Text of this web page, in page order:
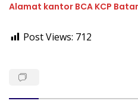
Post Views: 712